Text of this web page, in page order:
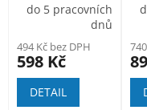
do 5 pracovních
dnů
494 Kč bez DPH
598 Kč
DETAIL